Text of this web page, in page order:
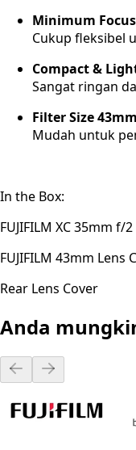
Minimum
Cukup fleksibel
Compact &
Sangat ringan
Filter Size 43mm
Mudah untuk
In the Box:
FUJIFILM XC 35mm f/
FUJIFILM 43mm Lens
Rear Lens Cover
Anda